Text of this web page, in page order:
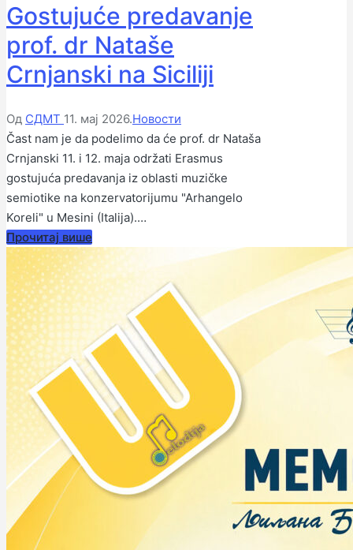
Gostujuće predavanje
prof. dr Nataše
Crnjanski na Siciliji
Објављено
од
стране
Од СДМТ 11. мај 2026.Објављено
у
Новости
Čast nam je da podelimo da će prof. dr Nataša
Crnjanski 11. i 12. maja održati Erasmus
gostujuća predavanja iz oblasti muzičke
semiotike na konzervatorijumu "Arhangelo
Koreli" u Mesini (Italija).…
Прочитај више